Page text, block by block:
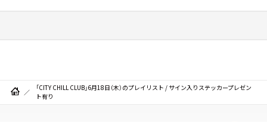
「CITY CHILL CLUB」6月18日（木）のプレイリスト / サイン入りステッカープレゼン
ト有り